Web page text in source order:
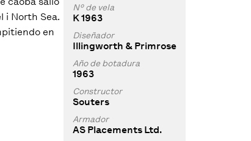
i North Sea.
en
Nº de vela
K 1963
Diseñador
Illingworth & Primrose
Año de botadura
1963
Constructor
Souters
Armador
AS Placements Ltd.